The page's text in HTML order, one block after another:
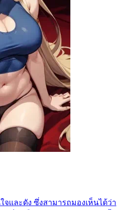
จและดัง ซึ่งสามารถมองเห็นได้ว่า